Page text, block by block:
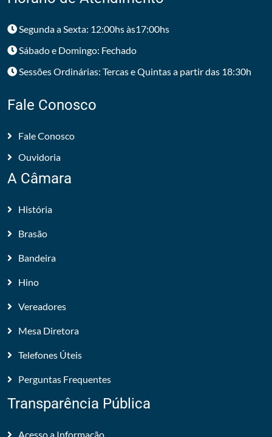
Segunda a Sexta: 12:00hs às17:00hs
Sábado e Domingo: Fechado
Sessões Ordinárias: Tercas e Quintas a partir das 18:30h
Fale Conosco
Fale Conosco
Ouvidoria
A Câmara
História
Brasão
Bandeira
Hino
Vereadores
Mesa Diretora
Telefones Úteis
Perguntas Frequentes
Transparência Pública
Acesso a Informação